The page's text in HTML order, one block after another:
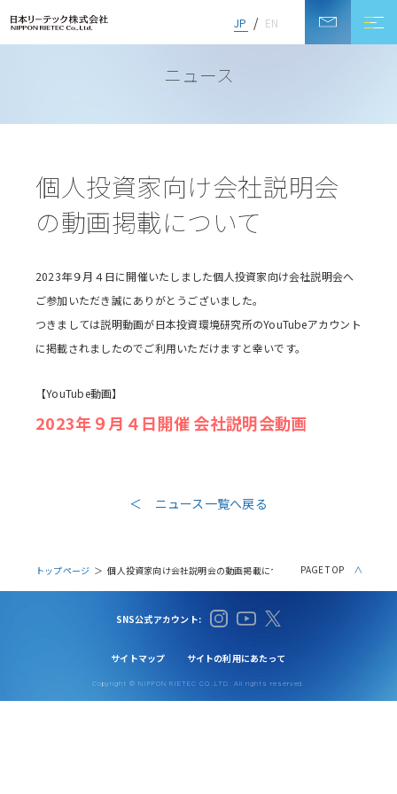
JP EN
ニュース
個人投資家向け会社説明会
の動画掲載について
2023年９月４日に開催いたしました個人投資家向け会社説明会へ
ご参加いただき誠にありがとうございました。
つきましては説明動画が日本投資環境研究所のYouTubeアカウント
に掲載されましたのでご利用いただけますと幸いです。
【YouTube動画】
2023年９月４日開催 会社説明会動画
＜ ニュース一覧へ戻る
トップページ 個人投資家向け会社説明会の動画掲載について PAGE TOP
SNS公式アカウント:
Copyright © NIPPON RIETEC CO.,LTD. All rights reserved.
サイトマップ サイトの利用にあたって